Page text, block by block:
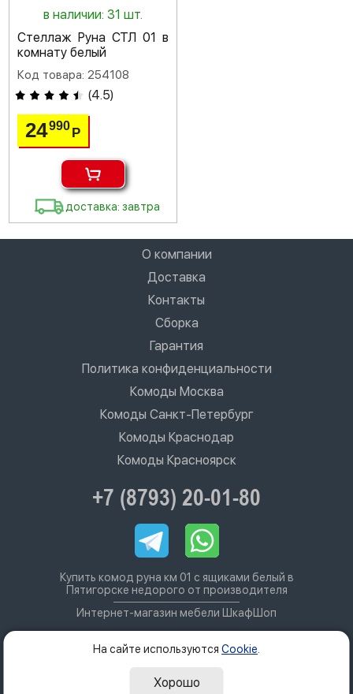
в наличии: 31 шт.
Стеллаж Руна СТЛ 01 в
комнату белый
Код товара: 254108
(4.5)
24990Р
доставка: завтра
О компании
Доставка
Контакты
Сборка
Гарантия
Политика конфиденциальности
Комоды Москва
Комоды Санкт-Петербург
Комоды Краснодар
Комоды Красноярск
+7 (8793) 20-01-80
Купить комод руна км 01 с ящиками белый в
Пятигорске недорого от производителя
Интернет-магазин мебели ШкафШоп
На сайте используются Cookie
Хорошо